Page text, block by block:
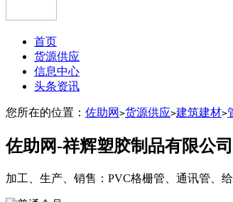
首页
货源供应
信息中心
头条资讯
您所在的位置： 佐助网 >货源供应>建筑建材>
佐助网-祥辉塑胶制品有限公司
加工、生产、销售：PVC格栅管、通讯管、